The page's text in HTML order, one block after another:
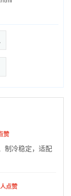
…
赞
制冷稳定，适配
点赞